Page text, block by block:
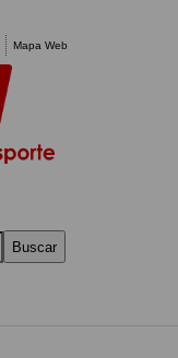
Mapa Web
Buscar